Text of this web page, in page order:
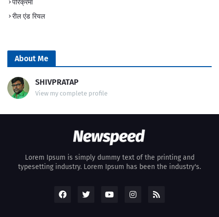
परिक्रमा
रील एंड रियल
About Me
SHIVPRATAP
View my complete profile
Lorem Ipsum is simply dummy text of the printing and
typesetting industry. Lorem Ipsum has been the industry's.